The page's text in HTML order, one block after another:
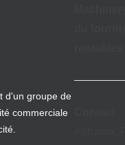
du
d'un groupe de
commerciale